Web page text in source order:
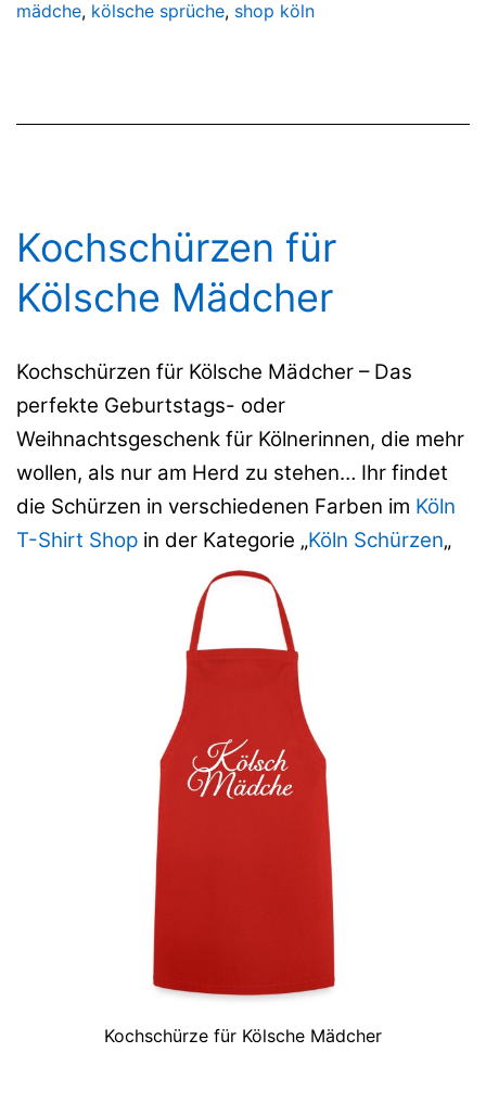
mädche, kölsche sprüche, shop köln
Kochschürzen für
Kölsche Mädcher
Kochschürzen für Kölsche Mädcher – Das
perfekte Geburtstags- oder
Weihnachtsgeschenk für Kölnerinnen, die mehr
wollen, als nur am Herd zu stehen… Ihr findet
die Schürzen in verschiedenen Farben im Köln
T-Shirt Shop in der Kategorie „Köln Schürzen„
Kochschürze für Kölsche Mädcher